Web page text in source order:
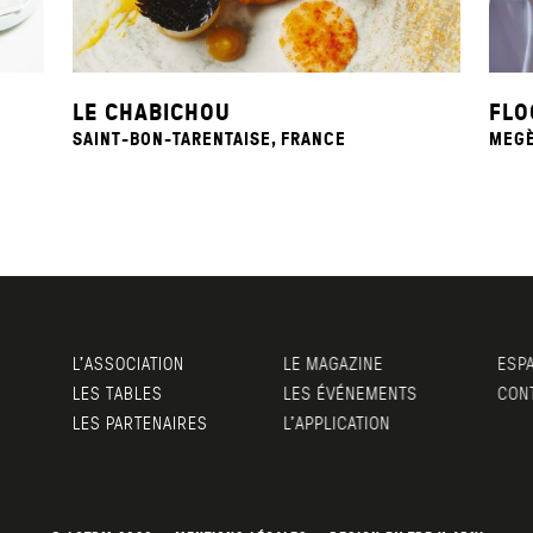
LE CHABICHOU
SAINT-BON-TARENTAISE, FRANCE
L’ASSOCIATION
LES TABLES
LES PARTENAIRES
LE MAGAZINE
LES ÉVÉNEMENTS
L’APPLICATION